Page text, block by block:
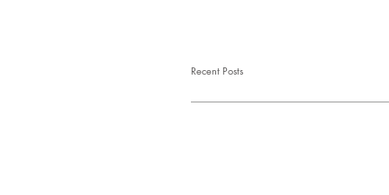
Recent Posts